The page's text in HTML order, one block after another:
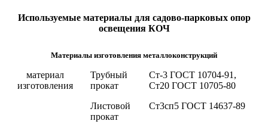
Используемые материалы для садово-парковых опор
освещения КОЧ
Материалы изготовления металлоконструкций
материал
изготовления
Трубный
прокат
Ст-3 ГОСТ 10704-91,
Ст20 ГОСТ 10705-80
Листовой
прокат
Ст3сп5 ГОСТ 14637-89